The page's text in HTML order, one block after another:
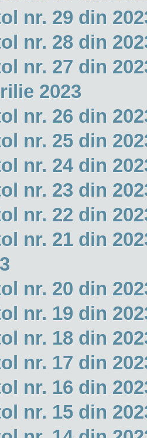
nr. 29 din
nr. 28 din
nr. 27 din
2023
nr. 26 din
nr. 25 din
nr. 24 din
nr. 23 din
nr. 22 din
nr. 21 din
nr. 20 din
nr. 19 din
nr. 18 din
nr. 17 din
nr. 16 din
nr. 15 din